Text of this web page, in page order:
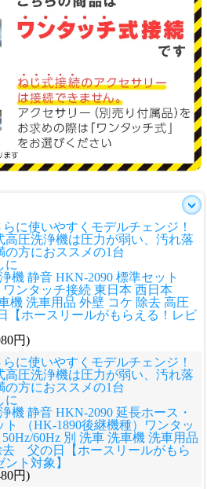
に使いやすくモデルチェンジ！
高圧洗浄機は圧力が弱い、汚れ落
方におススメの1台
に
機 静音 HKN-2090 標準セット
ワンタッチ接続 東日本 西日本
機 洗車用品 外壁 コケ 除去 高圧
ホースリールがもらえる！レビ
円)
に使いやすくモデルチェンジ！
高圧洗浄機は圧力が弱い、汚れ落
方におススメの1台
に
機 静音 HKN-2090 延長ホース・
ト （HK-1890後継機種）ワンタッ
60Hz 別 洗車 洗車機 洗車用品
去 父の日【ホースリールがもら
ト対象】
円)